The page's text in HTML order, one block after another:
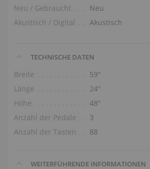
Neu / Gebraucht
Neu
Akustisch / Digital
Akustisch
TECHNISCHE DATEN
Breite
59″
Länge
24″
Höhe
48″
Anzahl der Pedale
3
Anzahl der Tasten
88
WEITERFÜHRENDE INFORMATIONEN